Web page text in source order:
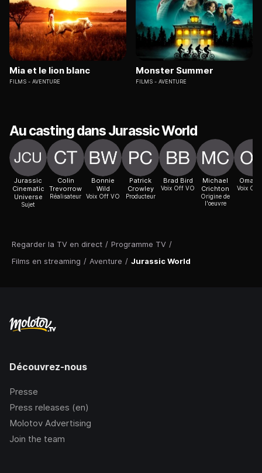
Regarder la TV en direct / Programme TV /
Films en streaming / Aventure / Jurassic World
Mia et le lion blanc
FILMS AVENTURE
Monster Summer
FILMS AVENTURE
Au casting dans Jurassic World
Jurassic
Cinematic
Universe
Sujet
Colin
Trevorrow
Réalisateur
Bonnie
Wild
Voix Off VO
Patrick
Crowley
Producteur
Brad Bird
Voix Off VO
Michael
Crichton
Origine de
l'oeuvre
Omar
Voix Off
Découvrez-nous
Presse
Press releases (en)
Molotov Advertising
Join the team